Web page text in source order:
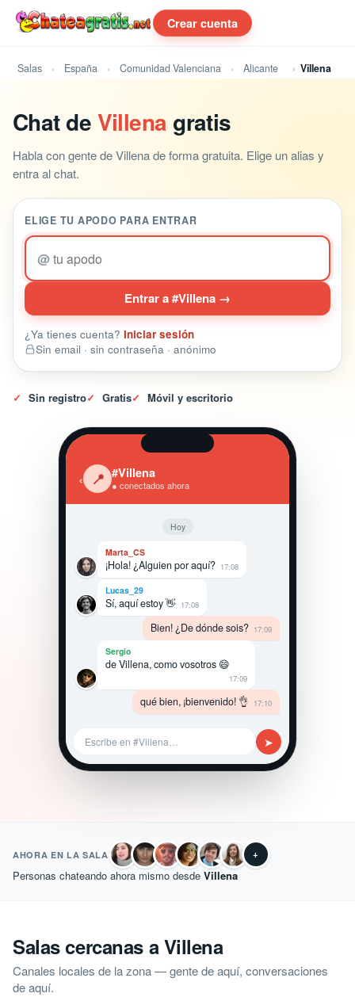
Crear cuenta
Salas España Comunidad Valenciana Alicante Villena
Chat deVillena gratis
Habla con gente de Villena de forma gratuita. Elige un alias y
entra al chat.
ELIGE TU APODO PARA ENTRAR
@
Entrar a #Villena →
¿Ya tienes cuenta? Iniciar sesión
Sin email · sin contraseña · anónimo
✓ Sin registro✓ Gratis✓ Móvil y escritorio
‹ 📍 #Villena
● conectados ahora
Hoy
Marta_CS
¡Hola! ¿Alguien por aquí? 17:08
Lucas_29
Sí, aquí estoy 👋 17:08
Bien! ¿De dónde sois? 17:09
Sergio
de Villena, como vosotros 😄
17:09
qué bien, ¡bienvenido! 👌 17:10
Escribe en #Villena… ➤
AHORA EN LA SALA +
Personas chateando ahora mismo desde Villena
Salas cercanas a Villena
Canales locales de la zona — gente de aquí, conversaciones
de aquí.